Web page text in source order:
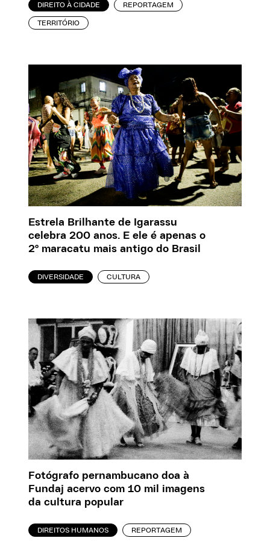
DIREITO À CIDADE REPORTAGEM
TERRITÓRIO
Estrela Brilhante de Igarassu
celebra 200 anos. E ele é apenas o
2º maracatu mais antigo do Brasil
DIVERSIDADE CULTURA
Fotógrafo pernambucano doa à
Fundaj acervo com 10 mil imagens
da cultura popular
DIREITOS HUMANOS REPORTAGEM